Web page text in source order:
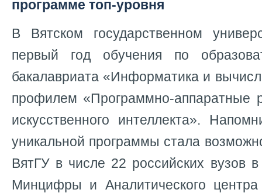
программе топ-уровня
В Вятском государственном
первый год обучения по
бакалавриата «Информатика и
профилем «Программно-аппаратные
искусственного интеллекта».
уникальной программы стала
ВятГУ в числе 22 российских вузов в
Минцифры и Аналитического